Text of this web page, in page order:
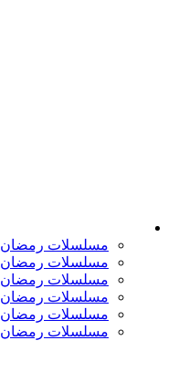
مسلسلات رمضان 2026
مسلسلات رمضان 2025
مسلسلات رمضان 2024
مسلسلات رمضان 2023
مسلسلات رمضان 2022
مسلسلات رمضان 2021